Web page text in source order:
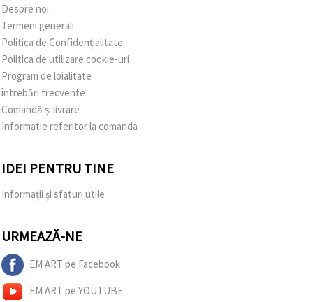
Despre noi
Termeni generali
Politica de Confidențialitate
Politica de utilizare cookie-uri
Program de loialitate
întrebări frecvente
Comandă și livrare
Informatie referitor la comanda
IDEI PENTRU TINE
Informații și sfaturi utile
URMEAZĂ-NE
EM ART pe Facebook
EM ART pe YOUTUBE